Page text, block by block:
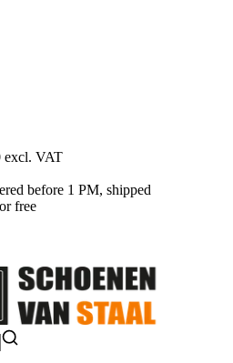
excl. VAT
before 1 PM, shipped
free